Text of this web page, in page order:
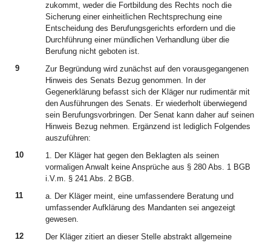
zukommt, weder die Fortbildung des Rechts noch die
Sicherung einer einheitlichen Rechtsprechung eine
Entscheidung des Berufungsgerichts erfordern und die
Durchführung einer mündlichen Verhandlung über die
Berufung nicht geboten ist.
9
Zur Begründung wird zunächst auf den vorausgegangenen
Hinweis des Senats Bezug genommen. In der
Gegenerklärung befasst sich der Kläger nur rudimentär mit
den Ausführungen des Senats. Er wiederholt überwiegend
sein Berufungsvorbringen. Der Senat kann daher auf seinen
Hinweis Bezug nehmen. Ergänzend ist lediglich Folgendes
auszuführen:
10
1. Der Kläger hat gegen den Beklagten als seinen
vormaligen Anwalt keine Ansprüche aus § 280 Abs. 1 BGB
i.V.m. § 241 Abs. 2 BGB.
11
a. Der Kläger meint, eine umfassendere Beratung und
umfassender Aufklärung des Mandanten sei angezeigt
gewesen.
12
Der Kläger zitiert an dieser Stelle abstrakt allgemeine